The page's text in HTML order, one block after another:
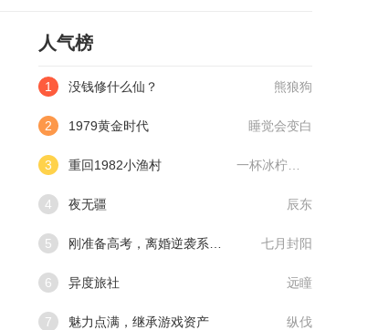
人气榜
1 没钱修什么仙？ 熊狼狗
2 1979黄金时代 睡觉会变白
3 重回1982小渔村
4 夜无疆 辰东
5 七月封阳
6 异度旅社 远瞳
7 魅力点满，继承游戏资产 纵伐